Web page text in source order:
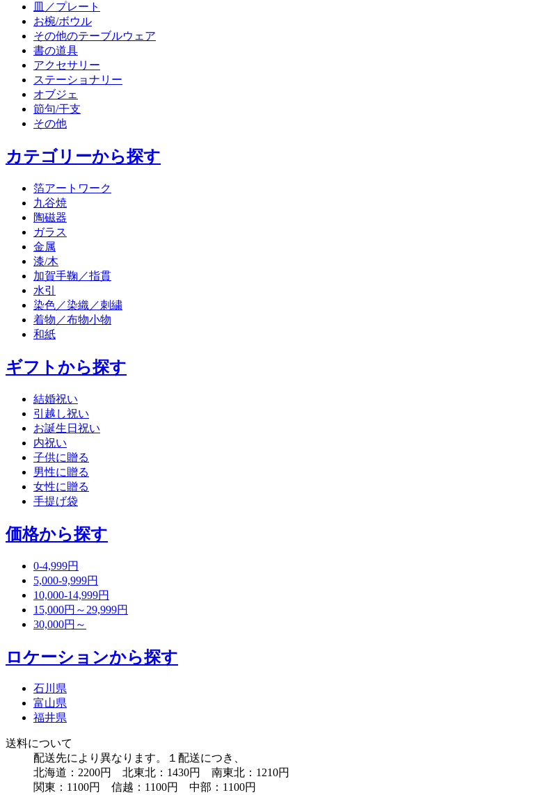
皿／プレート
お椀/ボウル
その他のテーブルウェア
書の道具
アクセサリー
ステーショナリー
オブジェ
節句/干支
その他
カテゴリーから探す
箔アートワーク
九谷焼
陶磁器
ガラス
金属
漆/木
加賀手鞠／指貫
水引
染色／染織／刺繍
着物／布物小物
和紙
ギフトから探す
結婚祝い
引越し祝い
お誕生日祝い
内祝い
子供に贈る
男性に贈る
女性に贈る
手提げ袋
価格から探す
0-4,999円
5,000-9,999円
10,000-14,999円
15,000円～29,999円
30,000円～
ロケーションから探す
石川県
富山県
福井県
送料について
配送先により異なります。１配送につき、
北海道：2200円 北東北：1430円 南東北：1210円
関東：1100円 信越：1100円 中部：1100円